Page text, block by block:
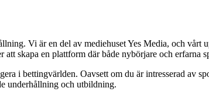
Vi är en del av mediehuset Yes Media, och vårt
skapa en plattform där både nybörjare och erfarna
i bettingvärlden. Oavsett om du är intresserad av
underhållning och utbildning.